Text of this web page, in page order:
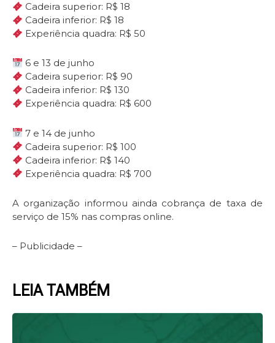
Cadeira superior: R$ 18
Cadeira inferior: R$ 18
Experiência quadra: R$ 50
6 e 13 de junho
Cadeira superior: R$ 90
Cadeira inferior: R$ 130
Experiência quadra: R$ 600
7 e 14 de junho
Cadeira superior: R$ 100
Cadeira inferior: R$ 140
Experiência quadra: R$ 700
A organização informou ainda cobrança de taxa de
serviço de 15% nas compras online.
– Publicidade –
LEIA TAMBÉM